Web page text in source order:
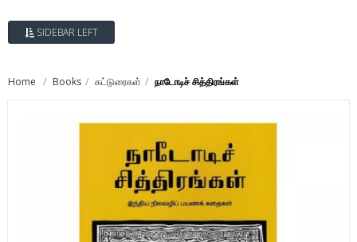
SIDEBAR LEFT
Home Books கட்டுரைகள் நாடோடிச் சித்திரங்கள்